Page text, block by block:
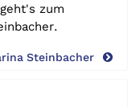
zum
Steinbacher